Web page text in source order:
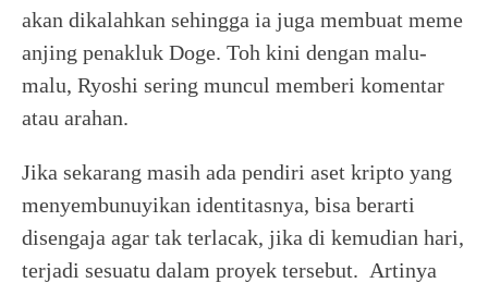
akan dikalahkan sehingga ia juga membuat meme
anjing penakluk Doge. Toh kini dengan malu-
malu, Ryoshi sering muncul memberi komentar
atau arahan.
Jika sekarang masih ada pendiri aset kripto yang
menyembunuyikan identitasnya, bisa berarti
disengaja agar tak terlacak, jika di kemudian hari,
terjadi sesuatu dalam proyek tersebut. Artinya